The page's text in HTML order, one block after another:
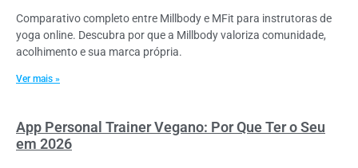
Comparativo completo entre Millbody e MFit para instrutoras de
yoga online. Descubra por que a Millbody valoriza comunidade,
acolhimento e sua marca própria.
Ver mais »
App Personal Trainer Vegano: Por Que Ter o Seu
em 2026